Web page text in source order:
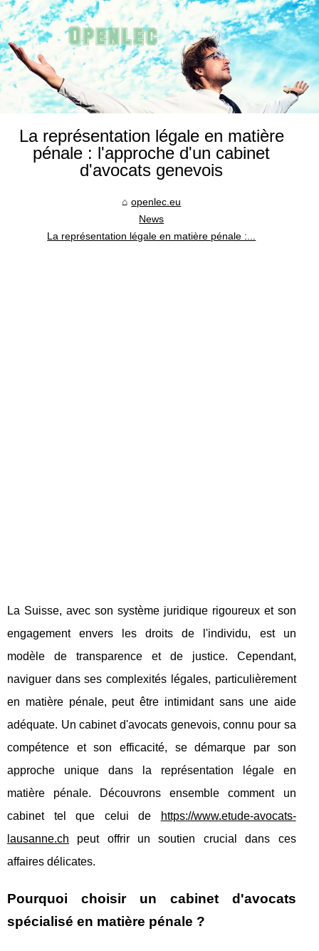
La représentation légale en matière
pénale : l'approche d'un cabinet
d'avocats genevois
openlec.eu
News
La représentation légale en matière pénale :...
La Suisse, avec son système juridique rigoureux et son
engagement envers les droits de l'individu, est un
modèle de transparence et de justice. Cependant,
naviguer dans ses complexités légales, particulièrement
en matière pénale, peut être intimidant sans une aide
adéquate. Un cabinet d'avocats genevois, connu pour sa
compétence et son efficacité, se démarque par son
approche unique dans la représentation légale en
matière pénale. Découvrons ensemble comment un
cabinet tel que celui de
https://www.etude-avocats-
lausanne.ch peut offrir un soutien crucial dans ces
affaires délicates.
Pourquoi choisir un cabinet d'avocats
spécialisé en matière pénale ?